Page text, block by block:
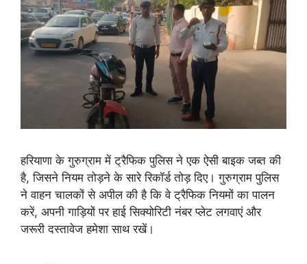
हरियाणा के गुरुग्राम में ट्रैफिक पुलिस ने एक ऐसी बाइक जब्त की
है, जिसने नियम तोड़ने के सारे रिकॉर्ड तोड़ दिए। गुरुग्राम पुलिस
ने वाहन चालकों से अपील की है कि वे ट्रैफिक नियमों का पालन
करें, अपनी गाड़ियों पर हाई सिक्योरिटी नंबर प्लेट लगवाएं और
जरूरी दस्तावेज हमेशा साथ रखें।